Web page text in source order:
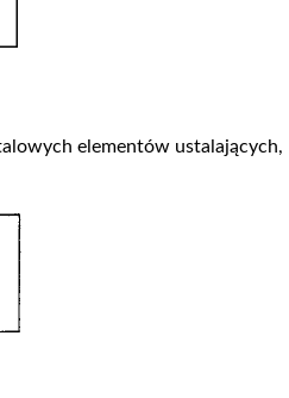
elementów ustalających,